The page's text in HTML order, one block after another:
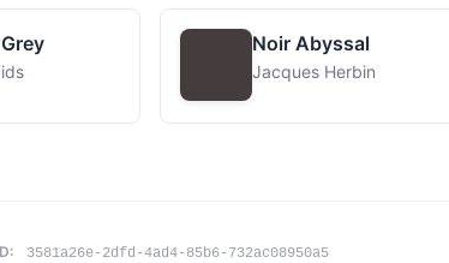
Noir Abyssal
Jacques Herbin
3581a26e-2dfd-4ad4-85b6-732ac08950a5